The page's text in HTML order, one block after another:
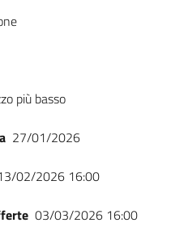
più basso
27/01/2026
02/2026 16:00
03/03/2026 16:00